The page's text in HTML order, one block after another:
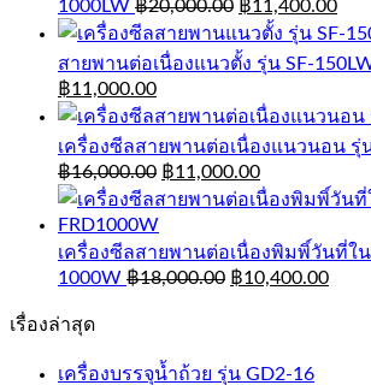
1000LW ฿20,000.00 ฿11,400.00
สายพานต่อเนื่องแนวตั้ง รุ่น SF-
฿11,000.00
เครื่องซีลสายพานต่อเนื่องแนวนอน รุ่
฿16,000.00 ฿11,000.00
เครื่องซีลสายพานต่อเนื่องพิมพิ์วันที่ใน
1000W ฿18,000.00 ฿10,400.00
เรื่องล่าสุด
เครื่องบรรจุน้ำถ้วย รุ่น GD2-16